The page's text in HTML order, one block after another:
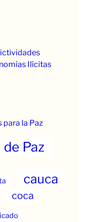
Ilícitas
la Paz
Paz
cauca
coca